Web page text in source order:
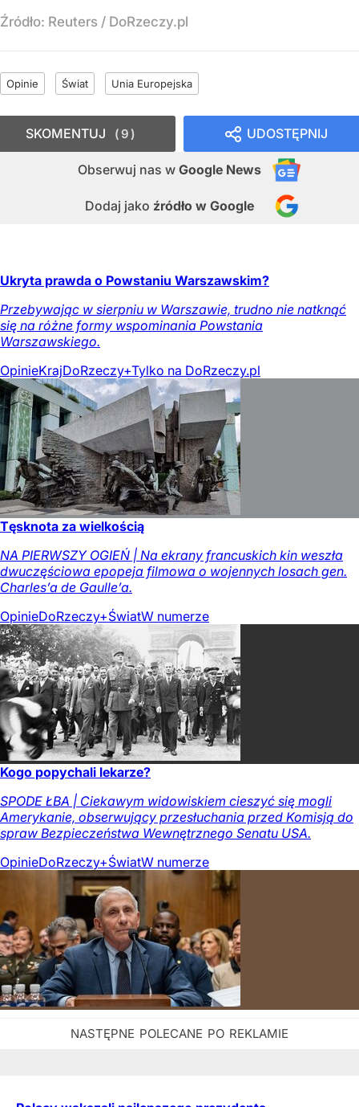
Źródło: Reuters / DoRzeczy.pl
Opinie Świat Unia Europejska
UDOSTĘPNIJ
Obserwuj nas w Google News
Dodaj jako źródło w Google
SKOMENTUJ 9
Ukryta prawda o Powstaniu Warszawskim?
Przebywając w sierpniu w Warszawie, trudno nie natknąć
się na różne formy wspominania Powstania
Warszawskiego.
OpinieKrajDoRzeczy+Tylko na DoRzeczy.pl
Tęsknota za wielkością
NA PIERWSZY OGIEŃ | Na ekrany francuskich kin weszła
dwuczęściowa epopeja filmowa o wojennych losach gen.
Charles’a de Gaulle’a.
OpinieDoRzeczy+ŚwiatW numerze
Kogo popychali lekarze?
SPODE ŁBA | Ciekawym widowiskiem cieszyć się mogli
Amerykanie, obserwujący przesłuchania przed Komisją do
spraw Bezpieczeństwa Wewnętrznego Senatu USA.
OpinieDoRzeczy+ŚwiatW numerze